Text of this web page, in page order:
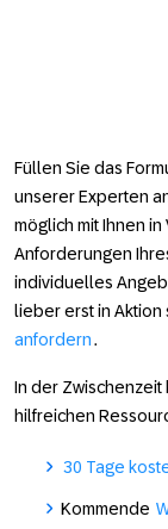
Füllen Sie das
unserer Experten
möglich mit Ihnen
Anforderungen
individuelles
lieber erst in
anfordern.
In der
hilfreichen
30 Tage
Kommende